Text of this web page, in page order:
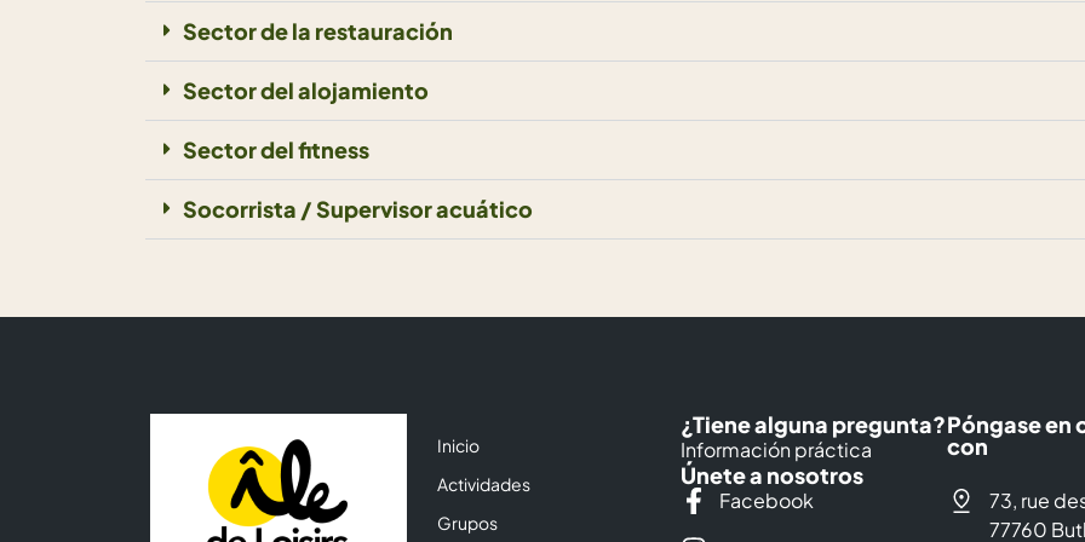
Sector de la restauración
Sector del alojamiento
Sector del fitness
Socorrista / Supervisor acuático
Inicio
Actividades
Grupos
¿Tiene alguna pregunta?
Información práctica
Únete a nosotros
Facebook
Póngase
con
73, rue
77760